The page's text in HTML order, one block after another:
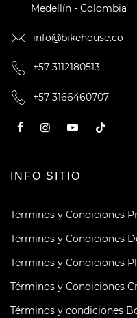
Medellín - Colombia
info@bikehouse.co
+57 3112180513
+57 3166460707
INFO SITIO
Términos y Condiciones
Términos y Condiciones
Términos y Condiciones
Términos y Condiciones
Términos y condiciones